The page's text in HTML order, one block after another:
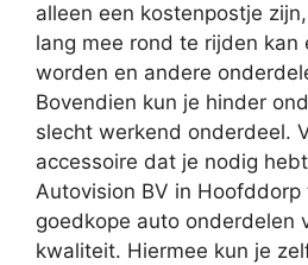
alleen een kostenpostje
lang mee rond te rijden kan
worden en andere
Bovendien kun je hinder
slecht werkend onderdeel.
accessoire dat je nodig
Autovision BV in
goedkope auto onderdelen
kwaliteit. Hiermee kun je